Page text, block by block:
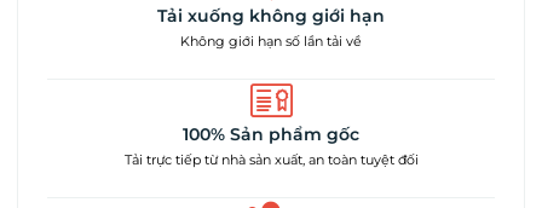
Tải xuống không giới hạn
Không giới hạn số lần tải về
100% Sản phẩm gốc
Tải trực tiếp từ nhà sản xuất, an toàn tuyệt đối